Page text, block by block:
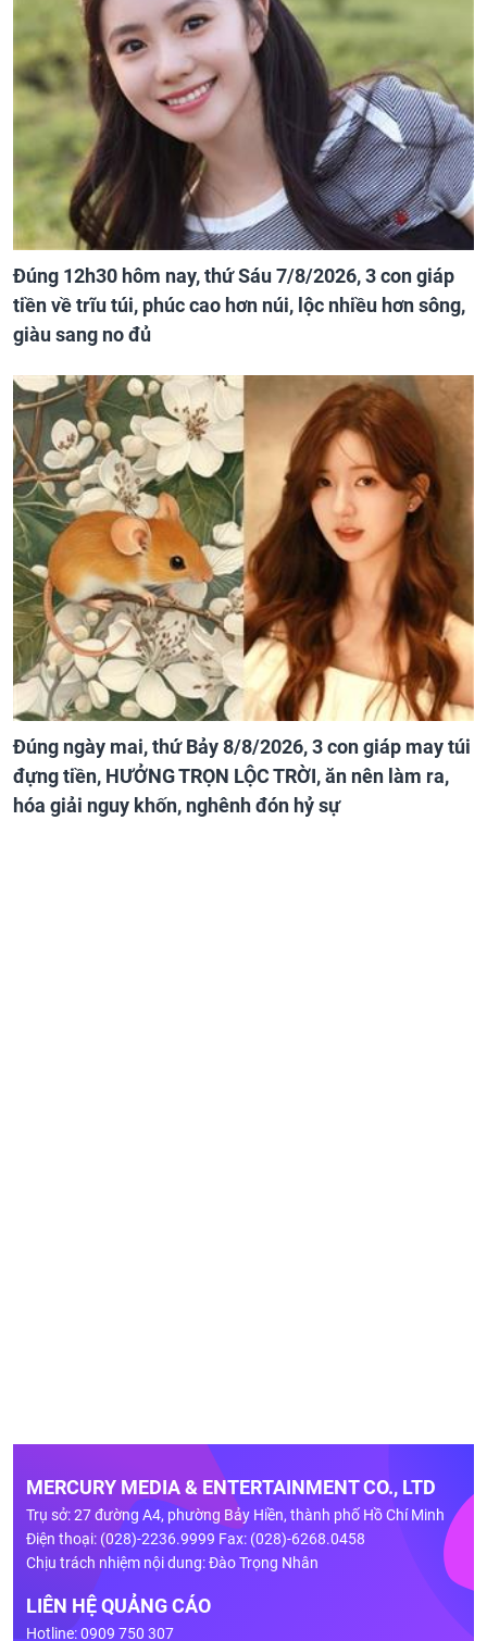
Đúng 12h30 hôm nay, thứ Sáu 7/8/2026, 3 con giáp
tiền về trĩu túi, phúc cao hơn núi, lộc nhiều hơn sông,
giàu sang no đủ
Đúng ngày mai, thứ Bảy 8/8/2026, 3 con giáp may túi
đựng tiền, HƯỞNG TRỌN LỘC TRỜI, ăn nên làm ra,
hóa giải nguy khốn, nghênh đón hỷ sự
MERCURY MEDIA & ENTERTAINMENT CO., LTD
Trụ sở: 27 đường A4, phường Bảy Hiền, thành phố Hồ Chí Minh
Điện thoại: (028)-2236.9999 Fax: (028)-6268.0458
Chịu trách nhiệm nội dung: Đào Trọng Nhân
LIÊN HỆ QUẢNG CÁO
Hotline: 0909 750 307